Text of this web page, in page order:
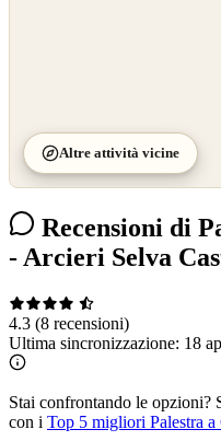
Altre attività vicine
Recensioni di
- Arcieri Selva
4.3 (8 recensioni)
Ultima sincronizzazione: 18
Stai confrontando le opzioni?
con i Top 5 migliori Palestra a